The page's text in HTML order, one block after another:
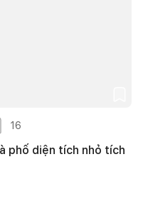
16
phố diện tích nhỏ tích